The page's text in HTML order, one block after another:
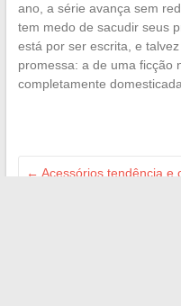
ano, a série avança sem
tem medo de sacudir seus
está por ser escrita, e
promessa: a de uma ficção
completamente domesticada.
← Acessórios tendência e